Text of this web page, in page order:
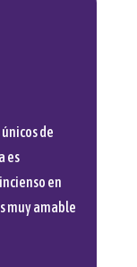
de
es
en
muy amable